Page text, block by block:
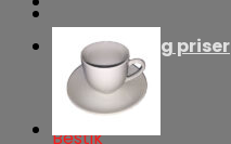
Produkter og priser
Bestik